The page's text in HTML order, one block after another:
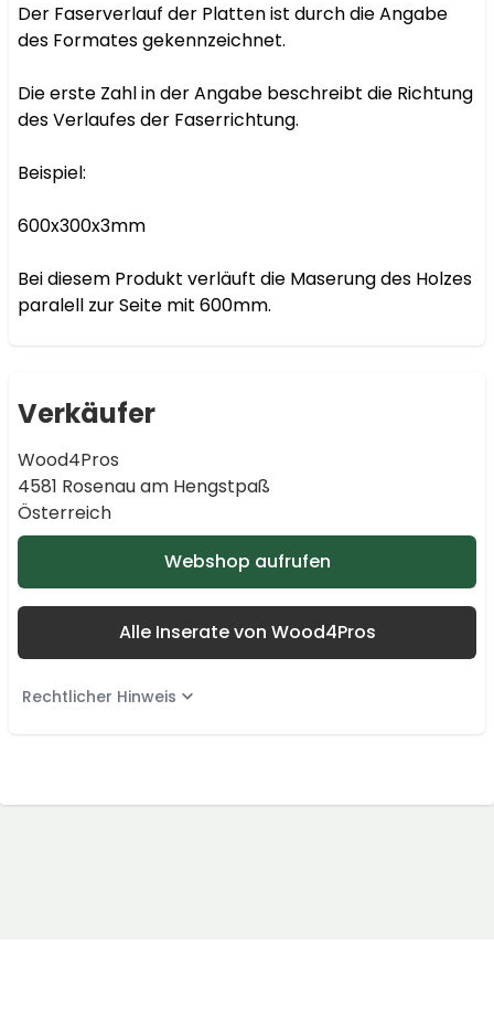
Der Faserverlauf der Platten ist durch die Angabe
des Formates gekennzeichnet.
Die erste Zahl in der Angabe beschreibt die Richtung
des Verlaufes der Faserrichtung.
Beispiel:
600x300x3mm
Bei diesem Produkt verläuft die Maserung des Holzes
paralell zur Seite mit 600mm.
Verkäufer
Wood4Pros
4581 Rosenau am Hengstpaß
Österreich
Webshop aufrufen
Alle Inserate von Wood4Pros
Rechtlicher Hinweis